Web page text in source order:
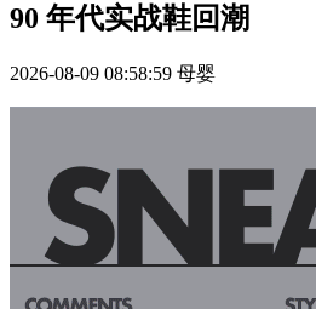
90 年代实战鞋回潮
2026-08-09 08:58:59 母婴